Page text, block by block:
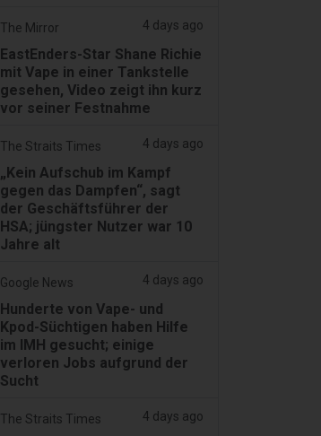
The Mirror 4 days ago
EastEnders-Star Shane Richie
mit Vape in einer Tankstelle
gesehen, Video zeigt ihn kurz
vor seiner Festnahme
The Straits Times 4 days ago
„Kein Aufschub im Kampf
gegen das Dampfen“, sagt
der Geschäftsführer der
HSA; jüngster Nutzer war 10
Jahre alt
Google News 4 days ago
Hunderte von Vape- und
Kpod-Süchtigen haben Hilfe
im IMH gesucht; einige
verloren Jobs aufgrund der
Sucht
The Straits Times 4 days ago